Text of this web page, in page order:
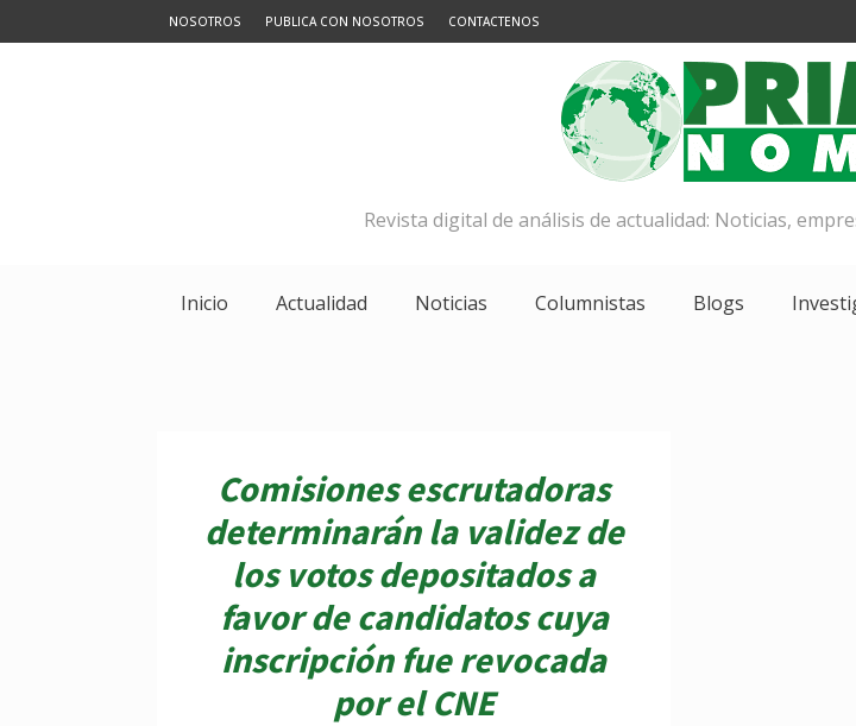
NOSOTROS PUBLICA CON NOSOTROS CONTACTENOS
Revista digital de análisis de actualidad: Noticias,
Inicio Actualidad Noticias Columnistas Blogs
Comisiones escrutadoras
determinarán la validez de
los votos depositados a
favor de candidatos cuya
inscripción fue revocada
por el CNE